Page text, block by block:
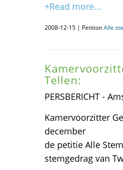
+Read more...
2008-12-15 | PetitionAlle
Tellen:
PERSBERICHT -
Kamervoorzitter
december
de petitie Alle
stemgedrag van